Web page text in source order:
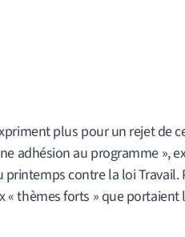
plus pour un rejet de
adhésion au programme »,
contre la loi
« thèmes forts » que